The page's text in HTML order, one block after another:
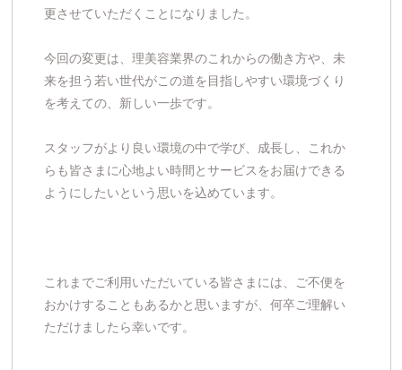
更させていただくことになりました。
今回の変更は、理美容業界のこれからの働き方や、未
来を担う若い世代がこの道を目指しやすい環境づくり
を考えての、新しい一歩です。
スタッフがより良い環境の中で学び、成長し、これか
らも皆さまに心地よい時間とサービスをお届けできる
ようにしたいという思いを込めています。
これまでご利用いただいている皆さまには、ご不便を
おかけすることもあるかと思いますが、何卒ご理解い
ただけましたら幸いです。